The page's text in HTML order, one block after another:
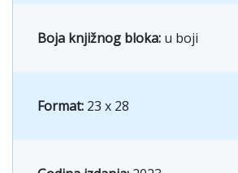
Boja knjižnog bloka: u boji
Format: 23 x 28